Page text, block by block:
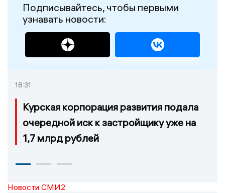
Подписывайтесь, чтобы первыми
узнавать новости:
18:31
Курская корпорация развития подала
очередной иск к застройщику уже на
1,7 млрд рублей
Новости СМИ2